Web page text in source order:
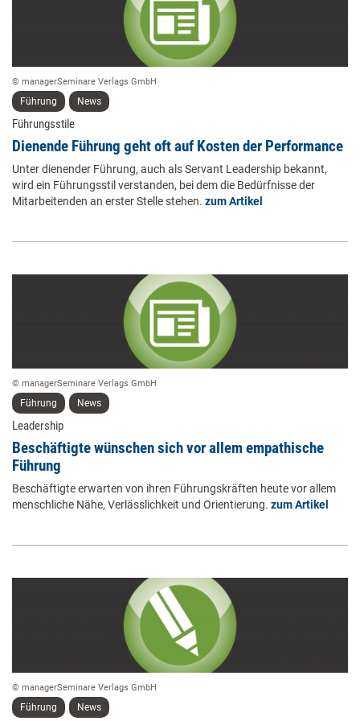
© managerSeminare Verlags GmbH
Führung News
Führungsstile
Dienende Führung geht oft auf Kosten der Performance
Unter dienender Führung, auch als Servant Leadership bekannt,
wird ein Führungsstil verstanden, bei dem die Bedürfnisse der
Mitarbeitenden an erster Stelle stehen. zum Artikel
© managerSeminare Verlags GmbH
Führung News
Leadership
Beschäftigte wünschen sich vor allem empathische
Führung
Beschäftigte erwarten von ihren Führungskräften heute vor allem
menschliche Nähe, Verlässlichkeit und Orientierung. zum Artikel
© managerSeminare Verlags GmbH
Führung News